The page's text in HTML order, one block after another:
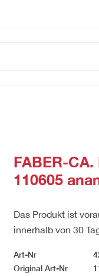
FABER-
110605
Das Produkt ist
innerhalb von 30
Art-Nr
Original Art-Nr